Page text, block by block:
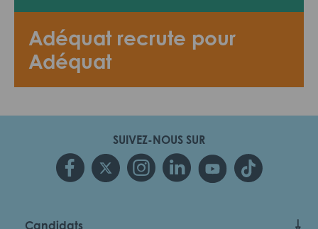
Adéquat recrute pour
Adéquat
SUIVEZ-NOUS SUR
Candidats